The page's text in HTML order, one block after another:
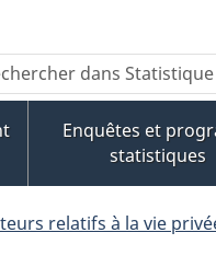
Enquêtes et
statistiques
relatifs à la vie